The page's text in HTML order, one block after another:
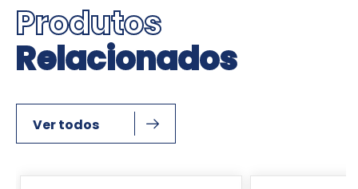
Produtos
Relacionados
Ver todos